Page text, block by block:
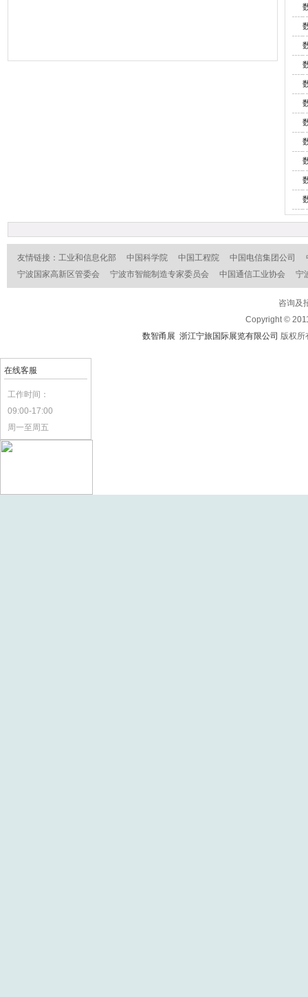
友情链接： 工业和信息化部 中国科学院 中国工程院 中国电信集团公司
宁波国家高新区管委会
宁波市智能制造专家委员会 中国通信工业协会 宁
咨询及
Copyright ©
数智甬展 浙江宁旅国际展览有限公司 版权
在线客服
工作时间：
09:00-17:00
周一至周五